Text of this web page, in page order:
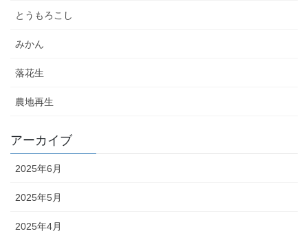
とうもろこし
みかん
落花生
農地再生
アーカイブ
2025年6月
2025年5月
2025年4月